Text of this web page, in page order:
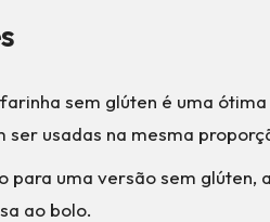
sem glúten é uma
usadas na mesma
uma versão sem glúten,
ao bolo.